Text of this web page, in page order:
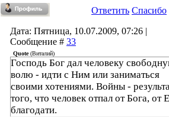
Ответить Спасибо
Дата: Пятница, 10.07.2009, 07:26 |
Сообщение # 33
Quote(Виталий)
Господь Бог дал человеку
волю - идти с Ним или заниматься
своими хотениями. Войны -
того, что человек отпал от Бога, от
благодати.